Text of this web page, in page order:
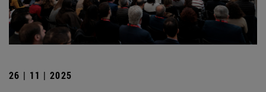
26 | 11 | 2025